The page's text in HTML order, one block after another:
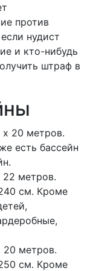
против
нудист
и кто-нибудь
штраф в
x 20 метров.
есть бассейн
22 метров.
см. Кроме
20 метров.
см. Кроме